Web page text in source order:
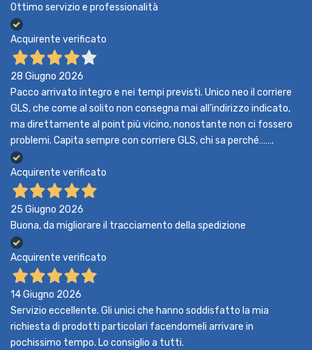
Ottimo servizio e professionalità
Acquirente verificato
28 Giugno 2026
Pacco arrivato integro e nei tempi previsti. Unico neo il corriere
GLS, che come al solito non consegna mai all’indirizzo indicato,
ma direttamente al point più vicino, nonostante non ci fossero
problemi. Capita sempre con corriere GLS, chi sa perché…….
Acquirente verificato
25 Giugno 2026
Buona, da migliorare il tracciamento della spedizione
Acquirente verificato
14 Giugno 2026
Servizio eccellente. Gli unici che hanno soddisfatto la mia
richiesta di prodotti particolari facendomeli arrivare in
pochissimo tempo. Lo consiglio a tutti.